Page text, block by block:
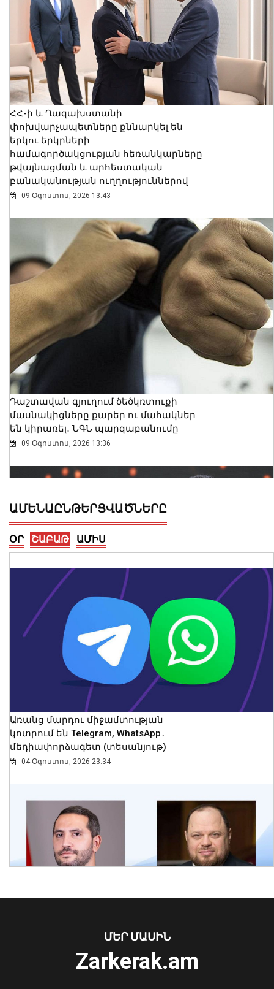
ՀՀ-ի և Ղազախստանի
փոխվարչապետները քննարկել են
երկու երկրների
համագործակցության հեռանկարները
թվայնացման և արհեստական
բանականության ուղղություններով
09 Օգոստոս, 2026 13:43
Դաշտավան գյուղում ծեծկռտուքի
մասնակիցները քարեր ու մահակներ
են կիրառել․ ՆԳՆ պարզաբանումը
09 Օգոստոս, 2026 13:36
Հայաստանն ու Ադրբեջանը շարժվում
են դեպի մշտական խաղաղության
համաձայնագիր. Թուրքիայի ԱԳ
09 Օգոստոս, 2026 12:46
09 Օգոստոս, 2026 12:24
ԱՄԵՆԱԸՆԹԵՐՑՎԱԾՆԵՐԸ
ՕՐ ՇԱԲԱԹ ԱՄԻՍ
Առանց մարդու միջամտության
կոտրում են Telegram, WhatsApp․
մեդիափորձագետ (տեսանյութ)
04 Օգոստոս, 2026 23:34
Ուկրաինայի Գերագույն Ռադայի
նախագահը շնորհավորել է ՀՀ ԱԺ
ՄԵՐ ՄԱՍԻՆ
Zarkerak.am